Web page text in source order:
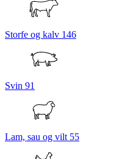
Storfe og kalv 146
Svin 91
Lam, sau og vilt 55